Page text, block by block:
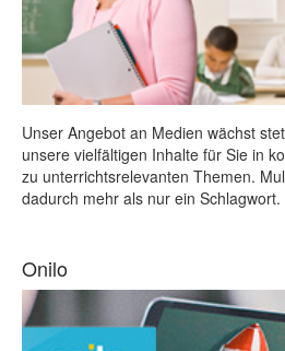
Unser Angebot an Medien wächst
unsere vielfältigen Inhalte für Sie in
zu unterrichtsrelevanten Themen.
dadurch mehr als nur ein Schlagwort.
Onilo